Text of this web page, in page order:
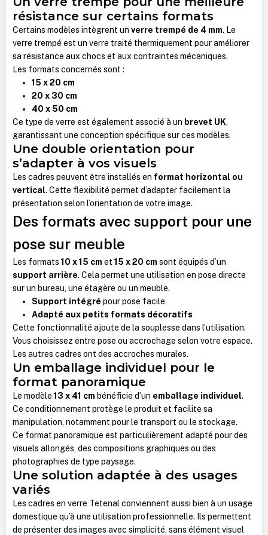
résistance sur certains formats
Certains modèles intègrent un verre trempé de 4 mm. Le
verre trempé est un verre traité thermiquement pour améliorer
sa résistance aux chocs et aux contraintes mécaniques.
Les formats concernés sont :
15 x 20 cm
20 x 30 cm
40 x 50 cm
Ce type de verre est également associé à un brevet UK,
garantissant une conception spécifique sur ces modèles.
Une double orientation pour
s’adapter à vos visuels
Les cadres peuvent être installés en format horizontal ou
vertical. Cette flexibilité permet d’adapter facilement la
présentation selon l’orientation de votre image.
Des formats avec support pour une
pose sur meuble
Les formats 10 x 15 cm et 15 x 20 cm sont équipés d’un
support arrière. Cela permet une utilisation en pose directe
sur un bureau, une étagère ou un meuble.
Support intégré pour pose facile
Adapté aux petits formats décoratifs
Cette fonctionnalité ajoute de la souplesse dans l’utilisation.
Vous choisissez entre pose ou accrochage selon votre espace.
Les autres cadres ont des accroches murales.
Un emballage individuel pour le
format panoramique
Le modèle 13 x 41 cm bénéficie d’un emballage individuel.
Ce conditionnement protège le produit et facilite sa
manipulation, notamment pour le transport ou le stockage.
Ce format panoramique est particulièrement adapté pour des
visuels allongés, des compositions graphiques ou des
photographies de type paysage.
Une solution adaptée à des usages
variés
Les cadres en verre Tetenal conviennent aussi bien à un usage
domestique qu’à une utilisation professionnelle. Ils permettent
de présenter des images avec simplicité, sans élément visuel